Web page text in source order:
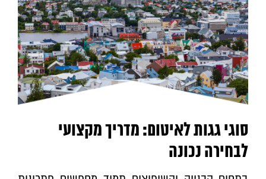
סוגי גגות לאיטום: מדריך מקצועי
לבחירה נכונה